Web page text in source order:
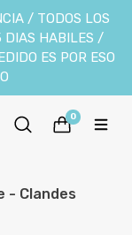
/ TODOS LOS
DIAS HABILES /
ES POR ESO
0
- Clandes